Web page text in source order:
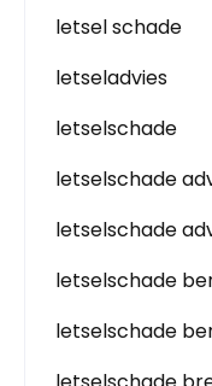
letsel schade
letseladvies
letselschade
letselschade
letselschade
letselschade
letselschade